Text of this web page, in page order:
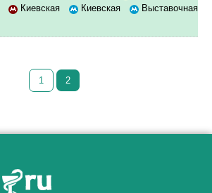
Киевская Киевская
Выставочная
1 2